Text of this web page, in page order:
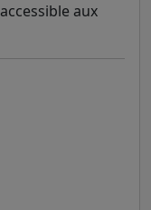
aux